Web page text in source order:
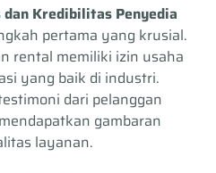
Kredibilitas Penyedia
pertama yang krusial.
rental memiliki izin usaha
yang baik di industri.
dari pelanggan
gambaran
layanan.